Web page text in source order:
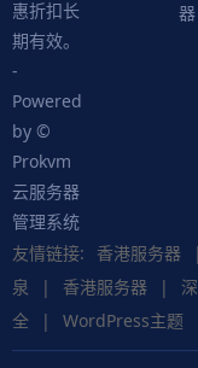
惠折扣长
期有效。
-
Powered
by ©
Prokvm
云服务器
管理系统
器
友情链接: 香港服务器 |
泉
| 香港服务器 |
全
| WordPress主题